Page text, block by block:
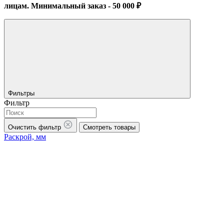
лицам. Минимальный заказ - 50 000 ₽
Фильтры
Фильтр
Очистить фильтр Смотреть товары
Раскрой, мм